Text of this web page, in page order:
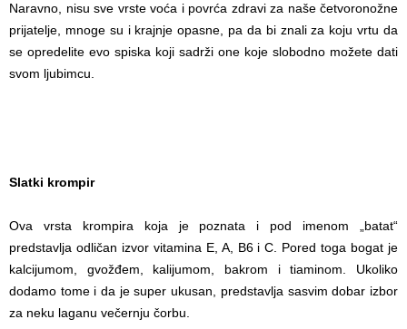
Naravno, nisu sve vrste voća i povrća zdravi za naše četvoronožne
prijatelje, mnoge su i krajnje opasne, pa da bi znali za koju vrtu da
se opredelite evo spiska koji sadrži one koje slobodno možete dati
svom ljubimcu.
Slatki krompir
Ova vrsta krompira koja je poznata i pod imenom „batat“
predstavlja odličan izvor vitamina E, A, B6 i C. Pored toga bogat je
kalcijumom, gvožđem, kalijumom, bakrom i tiaminom. Ukoliko
dodamo tome i da je super ukusan, predstavlja sasvim dobar izbor
za neku laganu večernju čorbu.